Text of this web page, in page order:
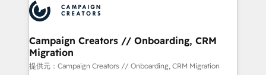
record of business transformation, our growth-first
approach has helped brands dominate their
extensive experience working with tech companies
and manufacturers since 2002, we are committed to
empowering our clients and developing their
autonomy. Get to grips with HubSpot through
guided implementation and seamless integration of
Campaign Creators // Onboarding, CRM
Migration
提供元：Campaign Creators // Onboarding, CRM Migration